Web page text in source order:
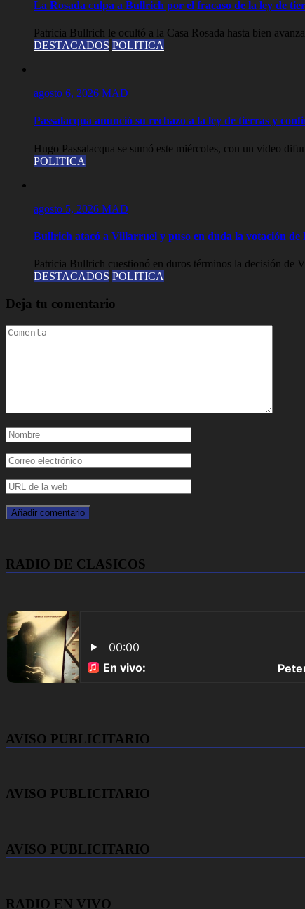
La Rosada culpa a Bullrich por el fracaso de la ley de
Patricia Bullrich le ocultó a la Casa Rosada hasta bien
DESTACADOS POLITICA
agosto 6, 2026 MAD
Passalacqua anunció su rechazo a la ley de tierras y
Hugo Passalacqua se sumó este miércoles, con un video
POLITICA
agosto 5, 2026 MAD
Bullrich atacó a Villarruel y puso en duda la votación de
Patricia Bullrich cuestionó en duros términos la decisión de
DESTACADOS POLITICA
Deja tu comentario
RADIO DE CLASICOS
AVISO PUBLICITARIO
AVISO PUBLICITARIO
AVISO PUBLICITARIO
RADIO EN VIVO